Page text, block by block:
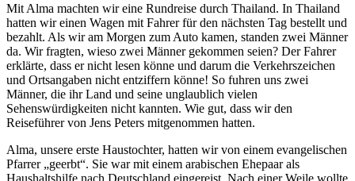
Mit Alma machten wir eine Rundreise durch Thailand. In Thailand
hatten wir einen Wagen mit Fahrer für den nächsten Tag bestellt und
bezahlt. Als wir am Morgen zum Auto kamen, standen zwei Männer
da. Wir fragten, wieso zwei Männer gekommen seien? Der Fahrer
erklärte, dass er nicht lesen könne und darum die Verkehrszeichen
und Ortsangaben nicht entziffern könne! So fuhren uns zwei
Männer, die ihr Land und seine unglaublich vielen
Sehenswürdigkeiten nicht kannten. Wie gut, dass wir den
Reiseführer von Jens Peters mitgenommen hatten.
Alma, unsere erste Haustochter, hatten wir von einem evangelischen
Pfarrer
geerbt . Sie war mit einem arabischen Ehepaar als
Haushaltshilfe nach Deutschland eingereist. Nach einer Weile wollte